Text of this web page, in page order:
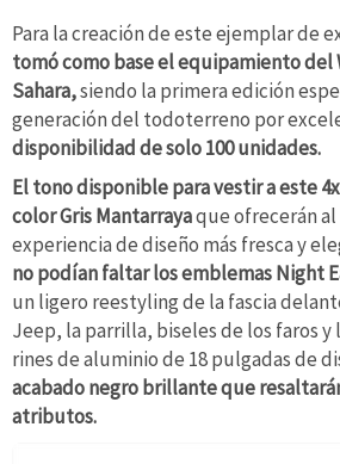
Para la creación de este ejemplar de
tomó como base el equipamiento
Sahara,siendo la primera edición
generación del todoterreno por
disponibilidad de solo 100 unidades.
El tono disponible para vestir a este
color Gris Mantarrayaque ofrecerán
experiencia de diseño más fresca y
no podían faltar los emblemas Night
un ligero reestyling de la fascia
Jeep, la parrilla, biseles de los faros y
rines de aluminio de 18 pulgadas de
acabado negro brillante que
atributos.